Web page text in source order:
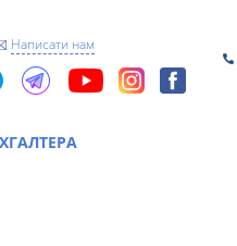
Написати нам